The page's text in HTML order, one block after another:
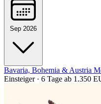
Sep 2026
Bavaria, Bohemia & Austria
Einsteiger · 6 Tage ab 1.350